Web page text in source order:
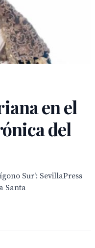
en el
del
Sur': SevillaPress
Santa